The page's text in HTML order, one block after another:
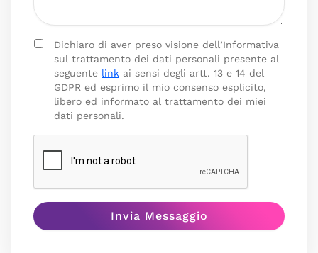
Dichiaro di aver preso visione dell’Informativa
sul trattamento dei dati personali presente al
seguente link ai sensi degli artt. 13 e 14 del
GDPR ed esprimo il mio consenso esplicito,
libero ed informato al trattamento dei miei
dati personali.